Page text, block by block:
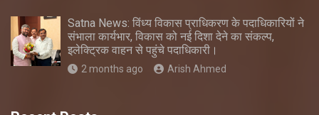
Satna News: विंध्य विकास प्राधिकरण के पदाधिकारियों ने
संभाला कार्यभार, विकास को नई दिशा देने का संकल्प,
इलेक्ट्रिक वाहन से पहुंचे पदाधिकारी।
2 months ago Arish Ahmed